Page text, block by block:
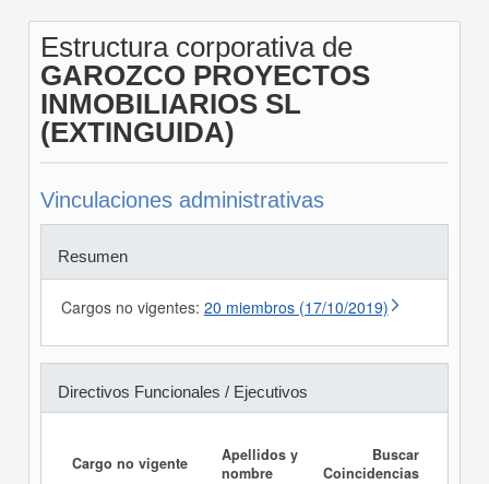
Estructura corporativa de
GAROZCO PROYECTOS
INMOBILIARIOS SL
(EXTINGUIDA)
Vinculaciones administrativas
Resumen
Cargos no vigentes: 20 miembros (17/10/2019)
Directivos Funcionales / Ejecutivos
Cargo no vigente
Apellidos y
nombre
Buscar
Coincidencias